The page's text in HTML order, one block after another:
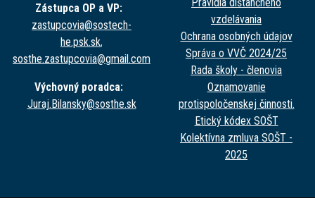
Zástupca OP a VP:
zastupcovia@sostech-
he.psk.sk,
sosthe.zastupcovia@gmail.com
Výchovný poradca:
Juraj.Bilansky@sosthe.sk
vzdelávania
Ochrana osobných údajov
Správa o VVČ 2024/25
Rada školy - členovia
Oznamovanie
protispoločenskej činnosti.
Etický kódex SOŠT
Kolektívna zmluva SOŠT -
2025